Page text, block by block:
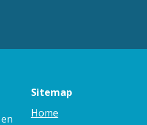
Sitemap
Home